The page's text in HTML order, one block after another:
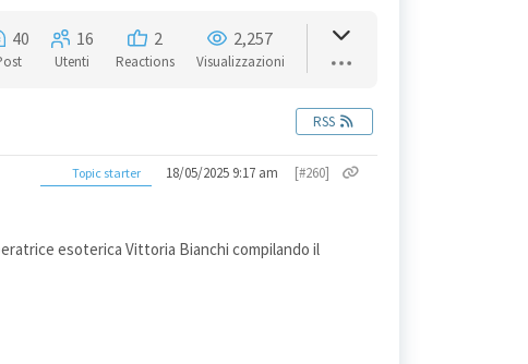
40 16
Utenti
2
Reactions
2,257
Visualizzazioni
RSS
Topic starter 18/05/2025 9:17 am [#260]
esoterica Vittoria Bianchi compilando il